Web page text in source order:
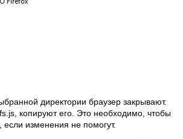
директории браузер закрывают.
копируют его. Это необходимо, чтобы
если изменения не помогут.